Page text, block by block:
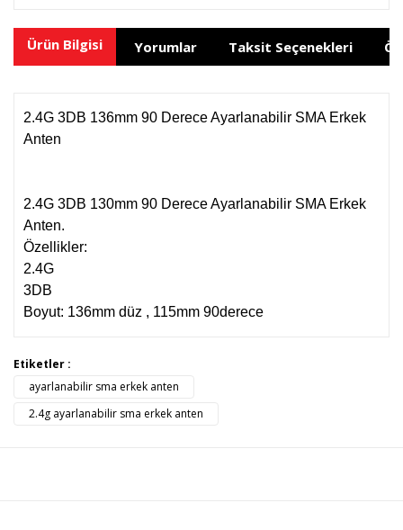
Ürün Bilgisi Yorumlar Taksit Seçenekleri
2.4G 3DB 136mm 90 Derece Ayarlanabilir SMA Erkek
Anten
2.4G 3DB 130mm 90 Derece Ayarlanabilir SMA Erkek
Anten.
Özellikler:
2.4G
3DB
Boyut: 136mm düz , 115mm 90derece
Bu ürüne ilk yorumu siz yapın!
Bu ürünün fiyat bilgisi, resim, ürün açıklamalarında ve diğer
konularda yetersiz gördüğünüz noktaları öneri formunu
kullanarak tarafımıza iletebilirsiniz.
Görüş ve önerileriniz için teşekkür ederiz.
Etiketler :
ayarlanabilir sma erkek anten
2.4g ayarlanabilir sma erkek anten